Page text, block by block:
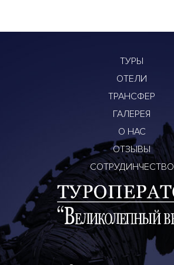
ТУРЫ
ОТЕЛИ
ТРАНСФЕР
ГАЛЕРЕЯ
О НАС
ОТЗЫВЫ
СОТРУДИНЧЕСТВО